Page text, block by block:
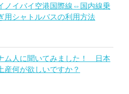
ノイバイ空港国際線⇔国内線乗
用シャトルバスの利用方法
ム人に聞いてみました！ 日本
産何が欲しいですか？